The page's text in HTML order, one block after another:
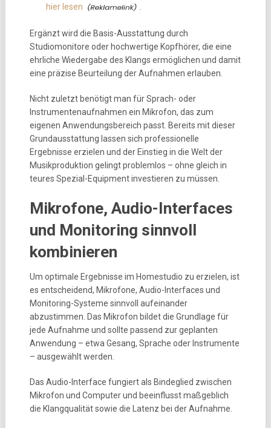
hier lesen
Ergänzt wird die Basis-Ausstattung durch
Studiomonitore oder hochwertige Kopfhörer, die eine
ehrliche Wiedergabe des Klangs ermöglichen und damit
eine präzise Beurteilung der Aufnahmen erlauben.
Nicht zuletzt benötigt man für Sprach- oder
Instrumentenaufnahmen ein Mikrofon, das zum
eigenen Anwendungsbereich passt. Bereits mit dieser
Grundausstattung lassen sich professionelle
Ergebnisse erzielen und der Einstieg in die Welt der
Musikproduktion gelingt problemlos – ohne gleich in
teures Spezial-Equipment investieren zu müssen.
Mikrofone, Audio-Interfaces
und Monitoring sinnvoll
kombinieren
Um optimale Ergebnisse im Homestudio zu erzielen, ist
es entscheidend, Mikrofone, Audio-Interfaces und
Monitoring-Systeme sinnvoll aufeinander
abzustimmen. Das Mikrofon bildet die Grundlage für
jede Aufnahme und sollte passend zur geplanten
Anwendung – etwa Gesang, Sprache oder Instrumente
– ausgewählt werden.
Das Audio-Interface fungiert als Bindeglied zwischen
Mikrofon und Computer und beeinflusst maßgeblich
die Klangqualität sowie die Latenz bei der Aufnahme.